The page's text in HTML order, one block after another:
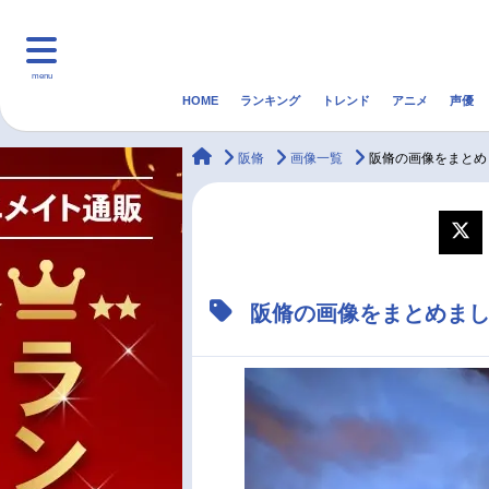
menu
マンガ・ラノベ 音楽
アニメ記事一覧
声優記事一覧
HOME ランキング トレンド アニメ 声優
animateTimes
阪脩 画像一覧 阪脩の画像をまと
阪脩の画像をまとめま